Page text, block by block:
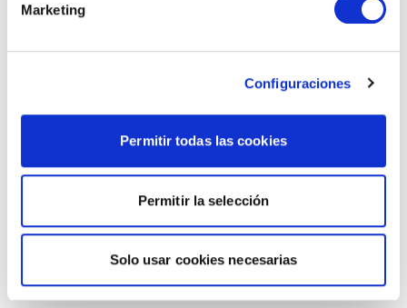
Marketing
Configuraciones
Permitir todas las cookies
Permitir la selección
Solo usar cookies necesarias